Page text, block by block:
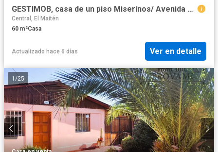
GESTIMOB, casa de un piso Miserinos/ Avenida Central
Central, El Maitén
60 m²Casa
Actualizado hace 6 días Ver en detalle
1 /25